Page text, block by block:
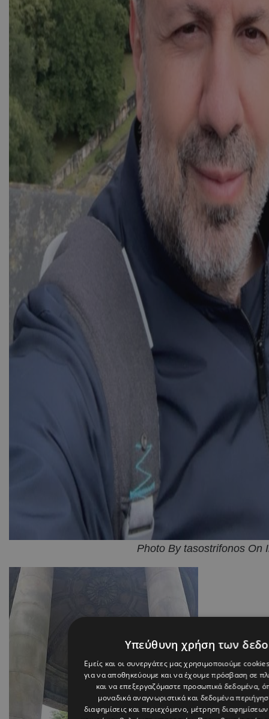
Photo By tasostrifonos On
Υπεύθυνη χρήση των
Εμείς και οι συνεργάτες μας χρησιμοποιούμε
για να αποθηκεύουμε και να έχουμε πρόσβαση σε
και να επεξεργαζόμαστε προσωπικά δεδομένα,
μοναδικά αναγνωριστικά και δεδομένα
διαφημίσεις και περιεχόμενο, μέτρηση